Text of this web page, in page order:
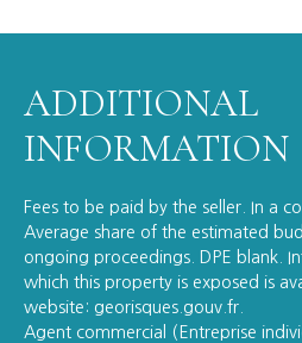
ADDITIONAL
INFORMATION
Fees to be paid by the seller. In a
Average share of the estimated
ongoing proceedings. DPE blank.
which this property is exposed is
website: georisques.gouv.fr.
Agent commercial (Entreprise